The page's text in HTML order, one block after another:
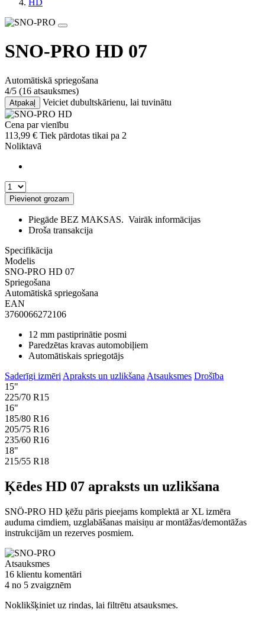
HD
SNO-PRO HD 07
Automātiskā spriegošana
4/5 (16 atsauksmes)
Atpakaļ Veiciet dubultskārienu, lai tuvinātu
Cena par vienību
113,99 € Tiek pārdotas tikai pa 2
Noliktavā
Pievienot grozam
Piegāde BEZ MAKSAS. Vairāk informācijas
Droša transakcija
Specifikācija
Modelis
SNO-PRO HD 07
Spriegošana
Automātiskā spriegošana
EAN
3760066272106
12 mm pastiprinātie posmi
Paredzētas kravas automobiļiem
Automātiskais spriegotājs
Saderīgi izmēri Apraksts un uzlikšana Atsauksmes Drošība
15"
225/70 R15
16"
185/80 R16
205/75 R16
235/60 R16
18"
215/55 R18
Ķēdes HD 07 apraksts un uzlikšana
SNÖ-PRO HD ķēžu pāris pieejams komplektā ar XL izmēra
auduma cimdiem, uzglabāšanas maisiņu ar montāžas/demontāžas
instrukcijām un rezerves posmiem.
Atsauksmes
16 klientu komentāri
4 no 5 zvaigznēm
Noklikšķiniet uz rindas, lai filtrētu atsauksmes.